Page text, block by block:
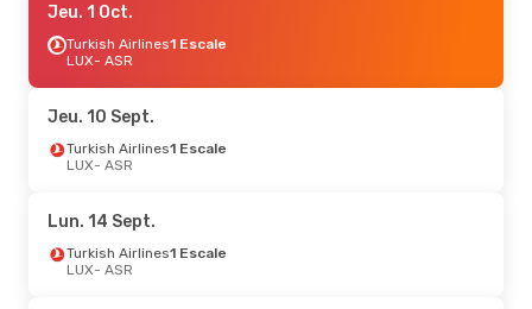
Jeu. 1 Oct.
Turkish Airlines1 Escale
LUX- ASR
ASR- LUX
Lun. 14 Sept.- Lun. 21 Sept.
Turkish Airlines
ASR - LUX
Jeu. 1 Oct.
Turkish Airlines1 Escale
LUX- ASR
Jeu. 10 Sept.
Turkish Airlines1 Escale
LUX- ASR
Lun. 14 Sept.
Turkish Airlines1 Escale
LUX- ASR